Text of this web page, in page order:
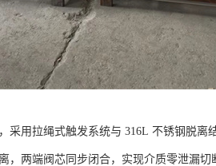
采用拉绳式触发系统与 316L 不锈钢脱
，两端阀芯同步闭合，实现介质零泄漏